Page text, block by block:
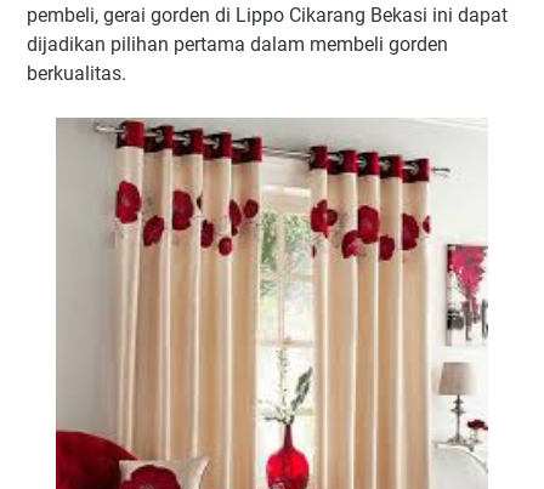
pembeli, gerai gorden di Lippo Cikarang Bekasi ini dapat
dijadikan pilihan pertama dalam membeli gorden
berkualitas.